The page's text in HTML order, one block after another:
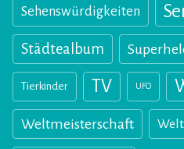
Sehenswürdigkeiten
Städtealbum
Tierkinder TV UFO
Weltmeisterschaft